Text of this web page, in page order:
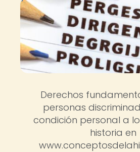
Derechos
personas
condición personal a
historia en